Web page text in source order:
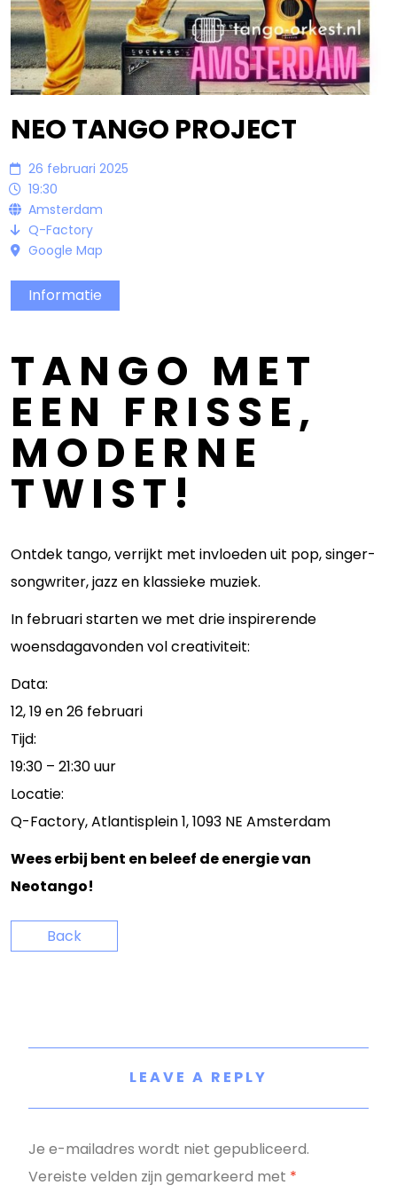
Bandowinkel
Orkest Project Muziekpakhuis
NEO TANGO PROJECT
26 februari 2025
19:30
Amsterdam
Q-Factory
Google Map
Informatie
TANGO MET
EEN FRISSE,
MODERNE
TWIST!
Ontdek tango, verrijkt met invloeden uit pop, singer-
songwriter, jazz en klassieke muziek.
In februari starten we met drie inspirerende
woensdagavonden vol creativiteit:
Data:
12, 19 en 26 februari
Tijd:
19:30 – 21:30 uur
Locatie:
Q-Factory, Atlantisplein 1, 1093 NE Amsterdam
Wees erbij bent en beleef de energie van
Neotango!
Back
LEAVE A REPLY
Je e-mailadres wordt niet gepubliceerd.
Vereiste velden zijn gemarkeerd met *